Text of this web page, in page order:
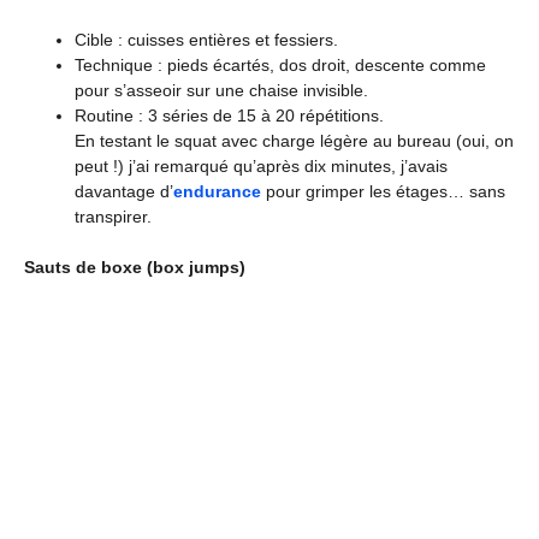
Cible : cuisses entières et fessiers.
Technique : pieds écartés, dos droit, descente comme
pour s’asseoir sur une chaise invisible.
Routine : 3 séries de 15 à 20 répétitions.
En testant le squat avec charge légère au bureau (oui, on
peut !) j’ai remarqué qu’après dix minutes, j’avais
davantage d’endurance pour grimper les étages… sans
transpirer.
Sauts de boxe (box jumps)